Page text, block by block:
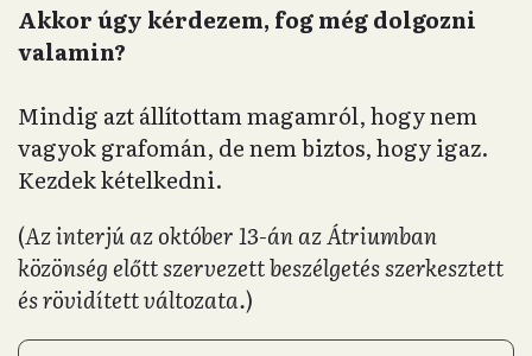
Akkor úgy kérdezem, fog még dolgozni
valamin?
Mindig azt állítottam magamról, hogy nem
vagyok grafomán, de nem biztos, hogy igaz.
Kezdek kételkedni.
(Az interjú az október 13-án az Átriumban
közönség előtt szervezett beszélgetés szerkesztett
és rövidített változata.)